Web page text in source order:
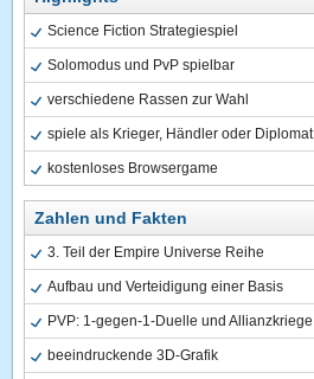
Science Fiction Strategiespiel
Solomodus und PvP spielbar
verschiedene Rassen zur Wahl
spiele als Krieger, Händler oder Diplomat
kostenloses Browsergame
Zahlen und Fakten
3. Teil der Empire Universe Reihe
Aufbau und Verteidigung einer Basis
PVP: 1-gegen-1-Duelle und Allianzkriege
beeindruckende 3D-Grafik